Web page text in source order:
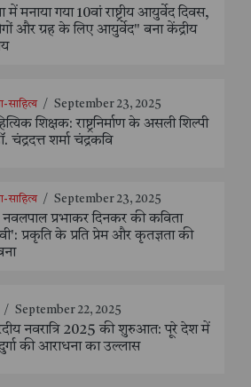
में मनाया गया 10वां राष्ट्रीय आयुर्वेद दिवस,
और ग्रह के लिए आयुर्वेद" बना केंद्रीय
साहित्य / September 23, 2025
शिक्षक: राष्ट्रनिर्माण के असली शिल्पी
चंद्रदत्त शर्मा चंद्रकवि
साहित्य / September 23, 2025
नवलपाल प्रभाकर दिनकर की कविता
प्रकृति के प्रति प्रेम और कृतज्ञता की
/ September 22, 2025
नवरात्रि 2025 की शुरुआत: पूरे देश में
की आराधना का उल्लास